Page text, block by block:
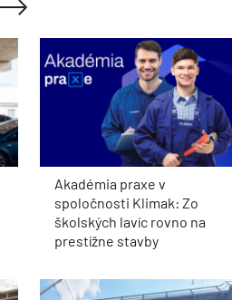
Akadémia praxe v
spoločnosti Klimak: Zo
školských lavíc rovno na
prestížne stavby